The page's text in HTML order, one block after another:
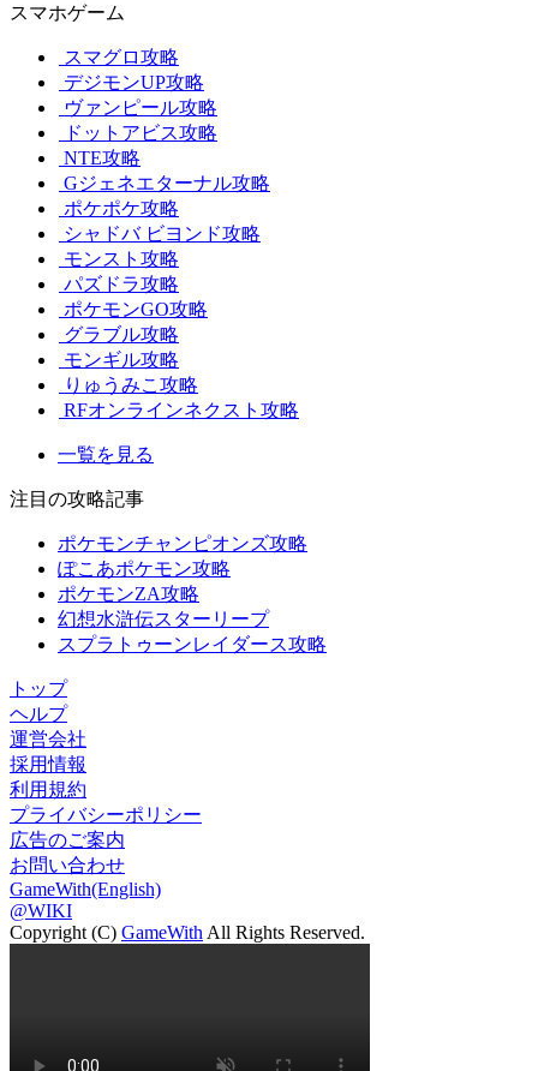
スマホゲーム
スマグロ攻略
デジモンUP攻略
ヴァンピール攻略
ドットアビス攻略
NTE攻略
Gジェネエターナル攻略
ポケポケ攻略
シャドバ ビヨンド攻略
モンスト攻略
パズドラ攻略
ポケモンGO攻略
グラブル攻略
モンギル攻略
りゅうみこ攻略
RFオンラインネクスト攻略
一覧を見る
注目の攻略記事
ポケモンチャンピオンズ攻略
ぽこあポケモン攻略
ポケモンZA攻略
幻想水滸伝スターリープ
スプラトゥーンレイダース攻略
トップ
ヘルプ
運営会社
採用情報
利用規約
プライバシーポリシー
広告のご案内
お問い合わせ
GameWith(English)
@WIKI
Copyright (C) GameWith All Rights Reserved.